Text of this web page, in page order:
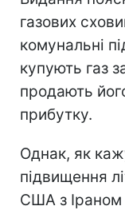
газових
комунальні
купують газ
продають
прибутку.
Однак, як
підвищення
США з Іраном